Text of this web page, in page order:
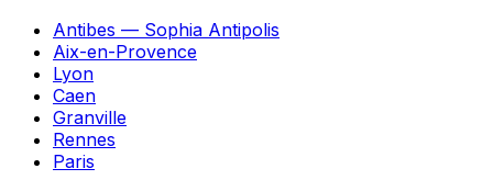
Antibes — Sophia Antipolis
Aix-en-Provence
Lyon
Caen
Granville
Rennes
Paris